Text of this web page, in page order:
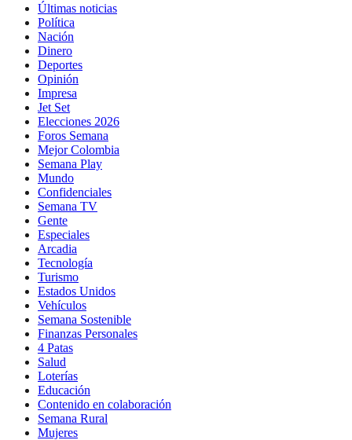
Últimas noticias
Política
Nación
Dinero
Deportes
Opinión
Impresa
Jet Set
Elecciones 2026
Foros Semana
Mejor Colombia
Semana Play
Mundo
Confidenciales
Semana TV
Gente
Especiales
Arcadia
Tecnología
Turismo
Estados Unidos
Vehículos
Semana Sostenible
Finanzas Personales
4 Patas
Salud
Loterías
Educación
Contenido en colaboración
Semana Rural
Mujeres